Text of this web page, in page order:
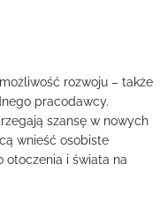
rozwoju – także
pracodawcy.
szansę w nowych
wnieść osobiste
otoczenia i świata na